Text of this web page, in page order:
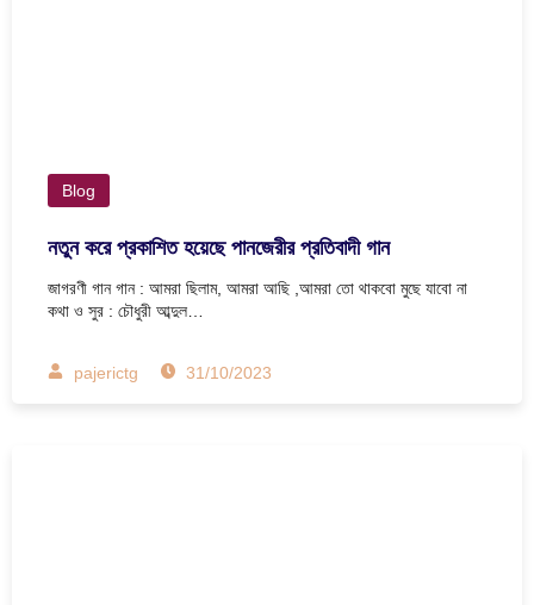
Blog
নতুন করে প্রকাশিত হয়েছে পানজেরীর প্রতিবাদী গান
জাগরণী গান গান : আমরা ছিলাম, আমরা আছি ,আমরা তো থাকবো মুছে যাবো না
কথা ও সুর : চৌধুরী আব্দুল…
pajerictg 31/10/2023